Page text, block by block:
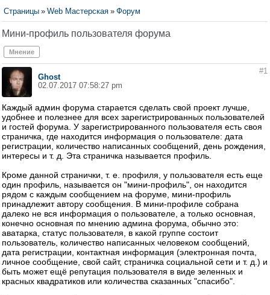
Страницы » Web Мастерская » Форум
Мини-профиль пользователя форума
Мнение
Ghost
02.07.2017 07:58:27 pm
#1
Каждый админ форума старается сделать свой проект лучше,
удобнее и полезнее для всех зарегистрированных пользователей
и гостей форума. У зарегистрированного пользователя есть своя
страничка, где находится информация о пользователе: дата
регистрации, количество написанных сообщений, день рождения,
интересы и т. д. Эта страничка называется профиль.
Кроме данной странички, т. е. профиля, у пользователя есть еще
один профиль, называется он "мини-профиль", он находится
рядом с каждым сообщением на форуме, мини-профиль
принадлежит автору сообщения. В мини-профиле собрана
далеко не вся информация о пользователе, а только основная,
конечно основная по мнению админа форума, обычно это:
аватарка, статус пользователя, в какой группе состоит
пользователь, количество написанных человеком сообщений,
дата регистрации, контактная информация (электронная почта,
личное сообщение, свой сайт, страничка социальной сети и т. д.) и
быть может ещё репутация пользователя в виде зеленных и
красных квадратиков или количества сказанных "спасибо".